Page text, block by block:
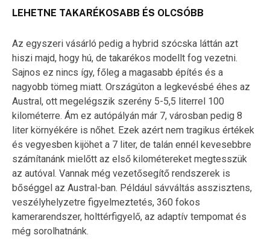
LEHETNE TAKARÉKOSABB ÉS OLCSÓBB
Az egyszeri vásárló pedig a hybrid szócska láttán azt
hiszi majd, hogy hú, de takarékos modellt fog vezetni.
Sajnos ez nincs így, főleg a magasabb építés és a
nagyobb tömeg miatt. Országúton a legkevésbé éhes az
Austral, ott megelégszik szerény 5-5,5 literrel 100
kilométerre. Ám ez autópályán már 7, városban pedig 8
liter környékére is nőhet. Ezek azért nem tragikus értékek
és vegyesben kijöhet a 7 liter, de talán ennél kevesebbre
számítanánk mielőtt az első kilométereket megtesszük
az autóval. Vannak még vezetősegítő rendszerek is
bőséggel az Austral-ban. Például sávváltás asszisztens,
veszélyhelyzetre figyelmeztetés, 360 fokos
kamerarendszer, holttérfigyelő, az adaptív tempomat és
még sorolhatnánk.